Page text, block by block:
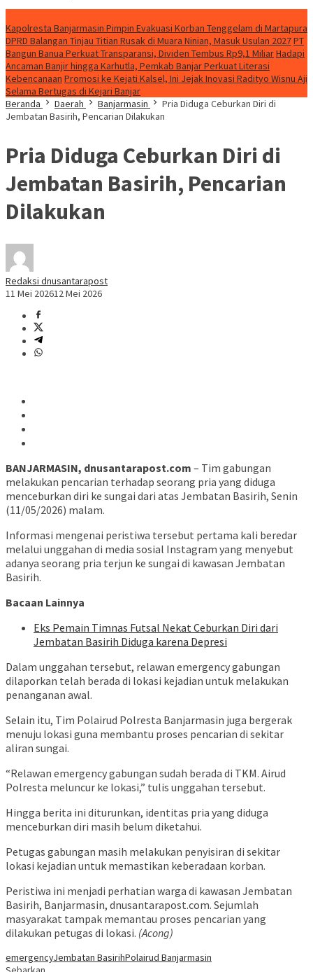
Kapolresta Banjarmasin Pimpin Evakuasi Korban Tenggelam di Martapura
DPRD Balangan Tinjau Titian Rusak di Muara Ninian, Masuk Usulan 2027PT
Bangun Banua Perkuat Transparansi, Dividen Tembus Rp9,1 MiliarHadapi
Ancaman Banjir hingga Karhutla, Pemkab Banjar Perkuat Literasi
Kebencanaan Promosi ke Kejati Kalsel, Ini Jejak Inovasi Radityo Wisnu Aji
Selama Bertugas di Kejari Banjar
Beranda
Daerah Banjarmasin
Pria Diduga Ceburkan Diri di
Jembatan Basirih, Pencarian Dilakukan
Pria Diduga Ceburkan Diri di
Jembatan Basirih, Pencarian
Dilakukan
Redaksi dnusantarapost
11 Mei 202612 Mei 2026
BANJARMASIN, dnusantarapost.com – Tim gabungan
melakukan pencarian terhadap seorang pria yang diduga
menceburkan diri ke sungai dari atas Jembatan Basirih, Senin
(11/05/2026) malam.
Informasi mengenai peristiwa tersebut pertama kali beredar
melalui unggahan di media sosial Instagram yang menyebut
adanya seorang pria terjun ke sungai di kawasan Jembatan
Basirih.
Bacaan Lainnya
Eks Pemain Timnas Futsal Nekat Ceburkan Diri dari
Jembatan Basirih Diduga karena Depresi
Dalam unggahan tersebut, relawan emergency gabungan
dilaporkan telah berada di lokasi kejadian untuk melakukan
penanganan awal.
Selain itu, Tim Polairud Polresta Banjarmasin juga bergerak
menuju lokasi guna membantu proses pencarian di sekitar
aliran sungai.
“Relawan emergency gabungan sudah berada di TKM. Airud
Polresta meluncur ke lokasi,” tulis unggahan tersebut.
Hingga berita ini diturunkan, identitas pria yang diduga
menceburkan diri masih belum diketahui.
Petugas gabungan masih melakukan penyisiran di sekitar
lokasi kejadian untuk memastikan keberadaan korban.
Peristiwa ini menjadi perhatian warga di kawasan Jembatan
Basirih, Banjarmasin, dnusantarapost.com. Sejumlah
masyarakat tampak memantau proses pencarian yang
dilakukan petugas di lokasi. (Acong)
emergencyJembatan BasirihPolairud Banjarmasin